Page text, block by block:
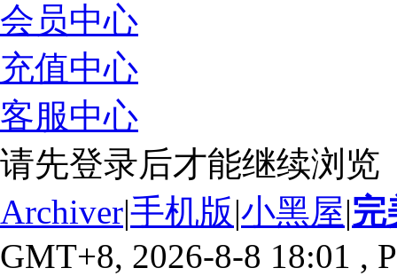
会员中心
充值中心
客服中心
请先登录后才能继续浏览
Archiver|手机版|小黑屋|完
GMT+8, 2026-8-8 18:01 ,